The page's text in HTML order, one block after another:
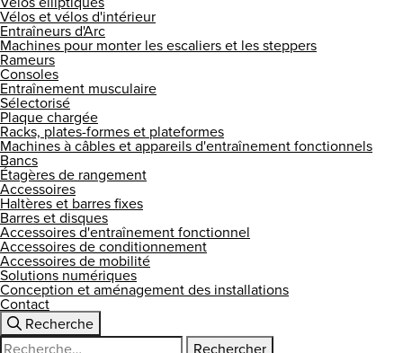
Vélos et vélos d'intérieur
Entraîneurs d'Arc
Machines pour monter les escaliers et les steppers
Rameurs
Consoles
Entraînement musculaire
Sélectorisé
Plaque chargée
Racks, plates-formes et plateformes
Machines à câbles et appareils d'entraînement fonctionnels
Bancs
Étagères de rangement
Accessoires
Haltères et barres fixes
Barres et disques
Accessoires d'entraînement fonctionnel
Accessoires de conditionnement
Accessoires de mobilité
Solutions numériques
Conception et aménagement des installations
Contact
Recherche
Rechercher :